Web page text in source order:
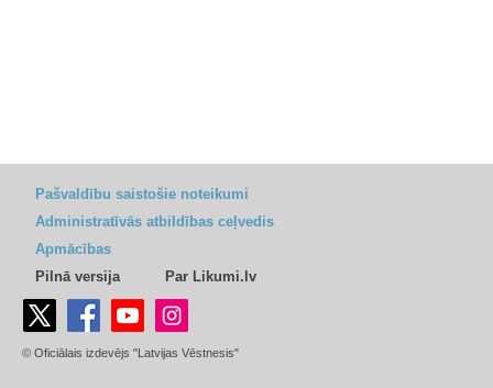
Pašvaldību saistošie noteikumi
Administratīvās atbildības ceļvedis
Apmācības
Pilnā versija
Par Likumi.lv
© Oficiālais izdevējs "Latvijas Vēstnesis"